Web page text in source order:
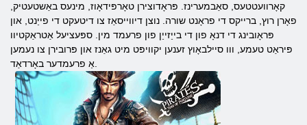
קאָרוועטטעס, סאַבמערינז. פּראָדוצירן טאָרפּידאָוז, מינעס באַשטעטיק,
פאָרן רוץ, ברייקס די פראָנט שורה. נוצן דיווייסאַז צו דיטעקט די פייַנט, און
פּראָובינג די דנאָ פון די בייַזייַן פון פרעמד מין. ספּעציעל אַטראַקטיוו
פּיראַט טעמע, ווו סיילבאָוץ זענען יקוויפּט מיט גאַנז און פּרובירן צו נעמען